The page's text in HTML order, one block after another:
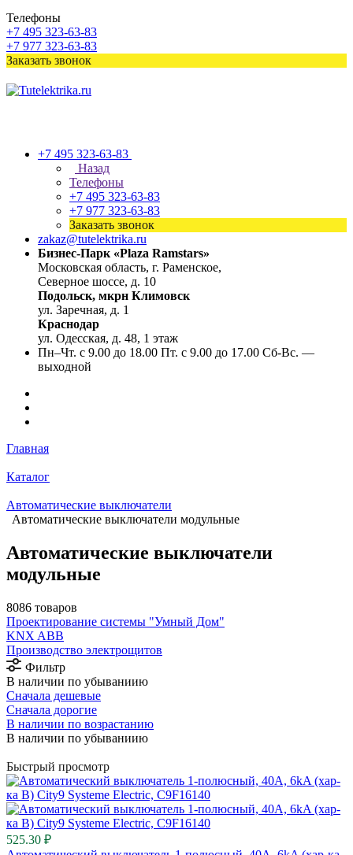
Телефоны
+7 495 323-63-83
+7 977 323-63-83
Заказать звонок
+7 495 323-63-83
Назад
Телефоны
+7 495 323-63-83
+7 977 323-63-83
Заказать звонок
zakaz@tutelektrika.ru
Бизнес-Парк «Plaza Ramstars»
Московская область, г. Раменское,
Северное шоссе, д. 10
Подольск, мкрн Климовск
ул. Заречная, д. 1
Краснодар
ул. Одесская, д. 48, 1 этаж
Пн–Чт. с 9.00 до 18.00 Пт. с 9.00 до 17.00 Сб-Вс. —
выходной
Главная
Каталог
Автоматические выключатели
Автоматические выключатели модульные
Автоматические выключатели
модульные
8086 товаров
Проектирование системы "Умный Дом"
⁠KNX ABB
Производство электрощитов
Фильтр
В наличии по убываниию
Сначала дешевые
Сначала дорогие
В наличии по возрастанию
В наличии по убываниию
Быстрый просмотр
525.30 ₽